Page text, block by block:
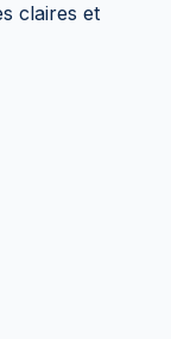
claires et